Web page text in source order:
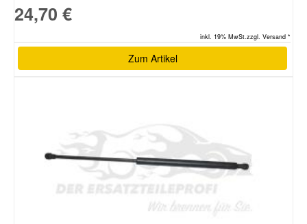
24,70 €
inkl. 19% MwSt.zzgl. Versand *
Zum Artikel